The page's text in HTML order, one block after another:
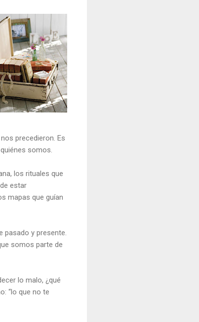
precedieron. Es
somos.
los rituales que
estar
mapas que guían
y presente.
somos parte de
lo malo, ¿qué
“lo que no te